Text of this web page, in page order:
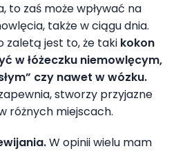
to zaś może wpływać na
także w ciągu dnia.
zaletą jest to, że taki kokon
w łóżeczku niemowlęcym,
czy nawet w wózku.
stworzy przyjazne
różnych miejscach.
W opinii wielu mam